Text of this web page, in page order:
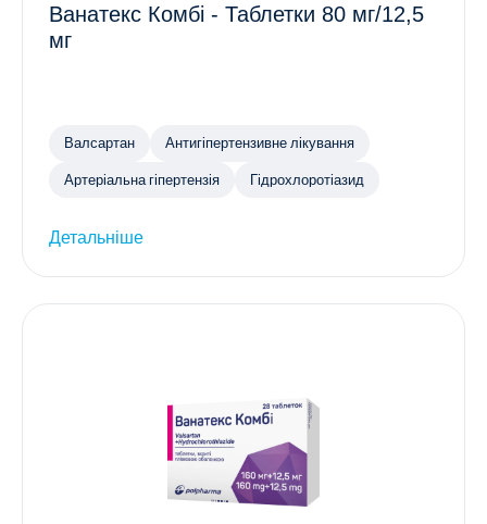
Ванатекс Комбі - Таблетки 80 мг/12,5
мг
Валсартан Антигіпертензивне лікування
Артеріальна гіпертензія Гідрохлоротіазид
Детальніше